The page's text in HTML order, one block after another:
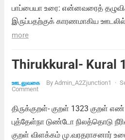
பாப்பையா உரை: என்னவரைத்
இருப்பதற்குக் காரணமாகிய
more
Thirukkural- Kural
ஊடலுவகை By Admin_A2Zjunction1 ·
Comment
திருக்குறள்- குறள் 1323 குறள் எண்
புத்தேள்நா டுண்டோ நிலத்தொடு
குறள் விளக்கம் மு.வரதராசனார்